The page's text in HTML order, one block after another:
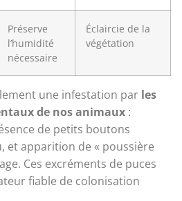
Préserve
l’humidité
nécessaire
Éclaircie de la
végétation
une infestation par les
de nos animaux :
de petits boutons
et apparition de « poussière
Ces excréments de puces
fiable de colonisation